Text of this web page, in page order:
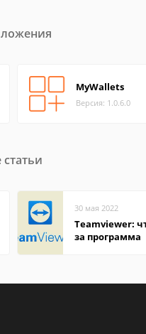
MyWallets
Версия: 1.0.6.0
30 мая 2022
Teamviewer:
за программа